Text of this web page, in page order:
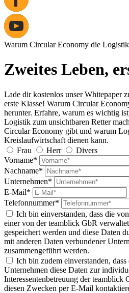
Warum Circular Economy die
Zweites Leben,
Lade dir kostenlos unser Whitepaper
erste Klasse! Warum Circular
herunter. Erfahre, warum es wichtig
Logistik zum unsichtbaren Retter
Circular Economy gibt und warum
Kreislaufwirtschaft dienen kann.
Frau
Herr
Divers
Vorname*
Nachname*
Unternehmen*
E-Mail*
Telefonnummer*
Ich bin einverstanden, dass die
einer von der teamblick GbR
gespeichert werden und diese Daten
mit anderen Daten verbundener
zusammengeführt werden.
Ich bin zudem einverstanden,
Unternehmen diese Daten zur
Interessentenbetreuung der teamblick
diesen Zwecken per E-Mail